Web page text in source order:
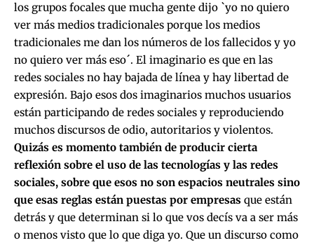
los grupos focales que mucha gente dijo `yo no quiero
ver más medios tradicionales porque los medios
tradicionales me dan los números de los fallecidos y yo
no quiero ver más eso´. El imaginario es que en las
redes sociales no hay bajada de línea y hay libertad de
expresión. Bajo esos dos imaginarios muchos usuarios
están participando de redes sociales y reproduciendo
muchos discursos de odio, autoritarios y violentos.
Quizás es momento también de producir cierta
reflexión sobre el uso de las tecnologías y las redes
sociales, sobre que esos no son espacios neutrales sino
que esas reglas están puestas por empresas que están
detrás y que determinan si lo que vos decís va a ser más
o menos visto que lo que diga yo. Que un discurso como